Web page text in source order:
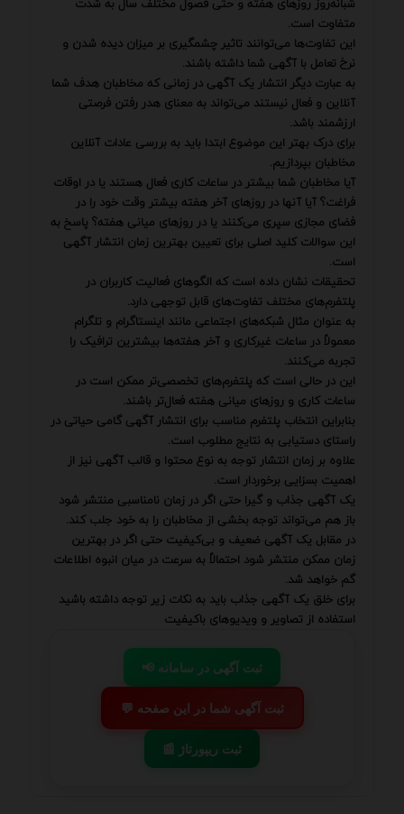
متفاوت است.
این تفاوت‌ها می‌توانند تاثیر چشمگیری بر میزان دیده شدن و
نرخ تعامل با آگهی شما داشته باشند.
به عبارت دیگر انتشار یک آگهی در زمانی که مخاطبان هدف شما
آنلاین و فعال نیستند می‌تواند به معنای هدر رفتن فرصتی
ارزشمند باشد.
برای درک بهتر این موضوع ابتدا باید به بررسی عادات آنلاین
مخاطبان بپردازیم.
آیا مخاطبان شما بیشتر در ساعات کاری فعال هستند یا در اوقات
فراغت؟ آیا آنها در روزهای آخر هفته بیشتر وقت خود را در
فضای مجازی سپری می‌کنند یا در روزهای میانی هفته؟ پاسخ به
این سوالات کلید اصلی برای تعیین بهترین زمان انتشار آگهی
است.
تحقیقات نشان داده است که الگوهای فعالیت کاربران در
پلتفرم‌های مختلف تفاوت‌های قابل توجهی دارد.
به عنوان مثال شبکه‌های اجتماعی مانند اینستاگرام و تلگرام
معمولاً در ساعات غیرکاری و آخر هفته‌ها بیشترین ترافیک را
تجربه می‌کنند.
این در حالی است که پلتفرم‌های تخصصی‌تر ممکن است در
ساعات کاری و روزهای میانی هفته فعال‌تر باشند.
بنابراین انتخاب پلتفرم مناسب برای انتشار آگهی گامی حیاتی در
راستای دستیابی به نتایج مطلوب است.
علاوه بر زمان انتشار توجه به نوع محتوا و قالب آگهی نیز از
اهمیت بسزایی برخوردار است.
یک آگهی جذاب و گیرا حتی اگر در زمان نامناسبی منتشر شود
باز هم می‌تواند توجه بخشی از مخاطبان را به خود جلب کند.
در مقابل یک آگهی ضعیف و بی‌کیفیت حتی اگر در بهترین
زمان ممکن منتشر شود احتمالاً به سرعت در میان انبوه اطلاعات
گم خواهد شد.
برای خلق یک آگهی جذاب باید به نکات زیر توجه داشته باشید
استفاده از تصاویر و ویدیوهای باکیفیت
📢 ثبت آگهی در سامانه
💬 ثبت آگهی شما در این صفحه
📰 ثبت ریپورتاژ